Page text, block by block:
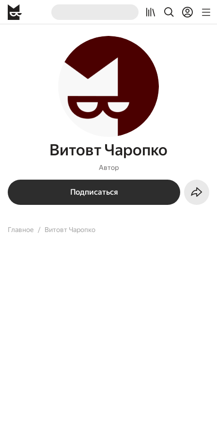
Витовт Чаропко
Автор
Подписаться
Главное Витовт Чаропко